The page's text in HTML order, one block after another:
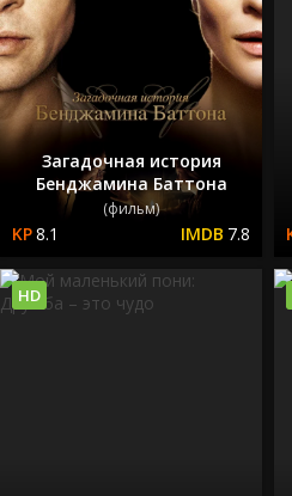
Загадочная история
Бенджамина Баттона
(фильм)
8.1 7.8
HD